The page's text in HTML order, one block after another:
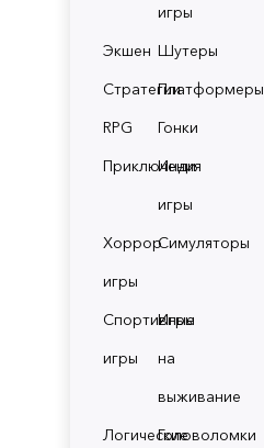
игры
Экшен Шутеры
СтратегииПлатформеры
RPG
Гонки
Приключения
Инди
игры
Хоррор
игры
Симуляторы
Спортивные
игры
Игры
на
выживание
ЛогическиеГоловоломки